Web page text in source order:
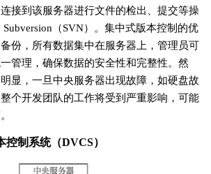
接到该服务器进行文件的检出、提交等操
（SVN）。集中式版本控制的优
份，所有数据集中在服务器上，管理员可
管理，确保数据的安全性和完整性。然
显，一旦中央服务器出现故障，如硬盘故
个开发团队的工作将受到严重影响，可能
控制系统（DVCS）